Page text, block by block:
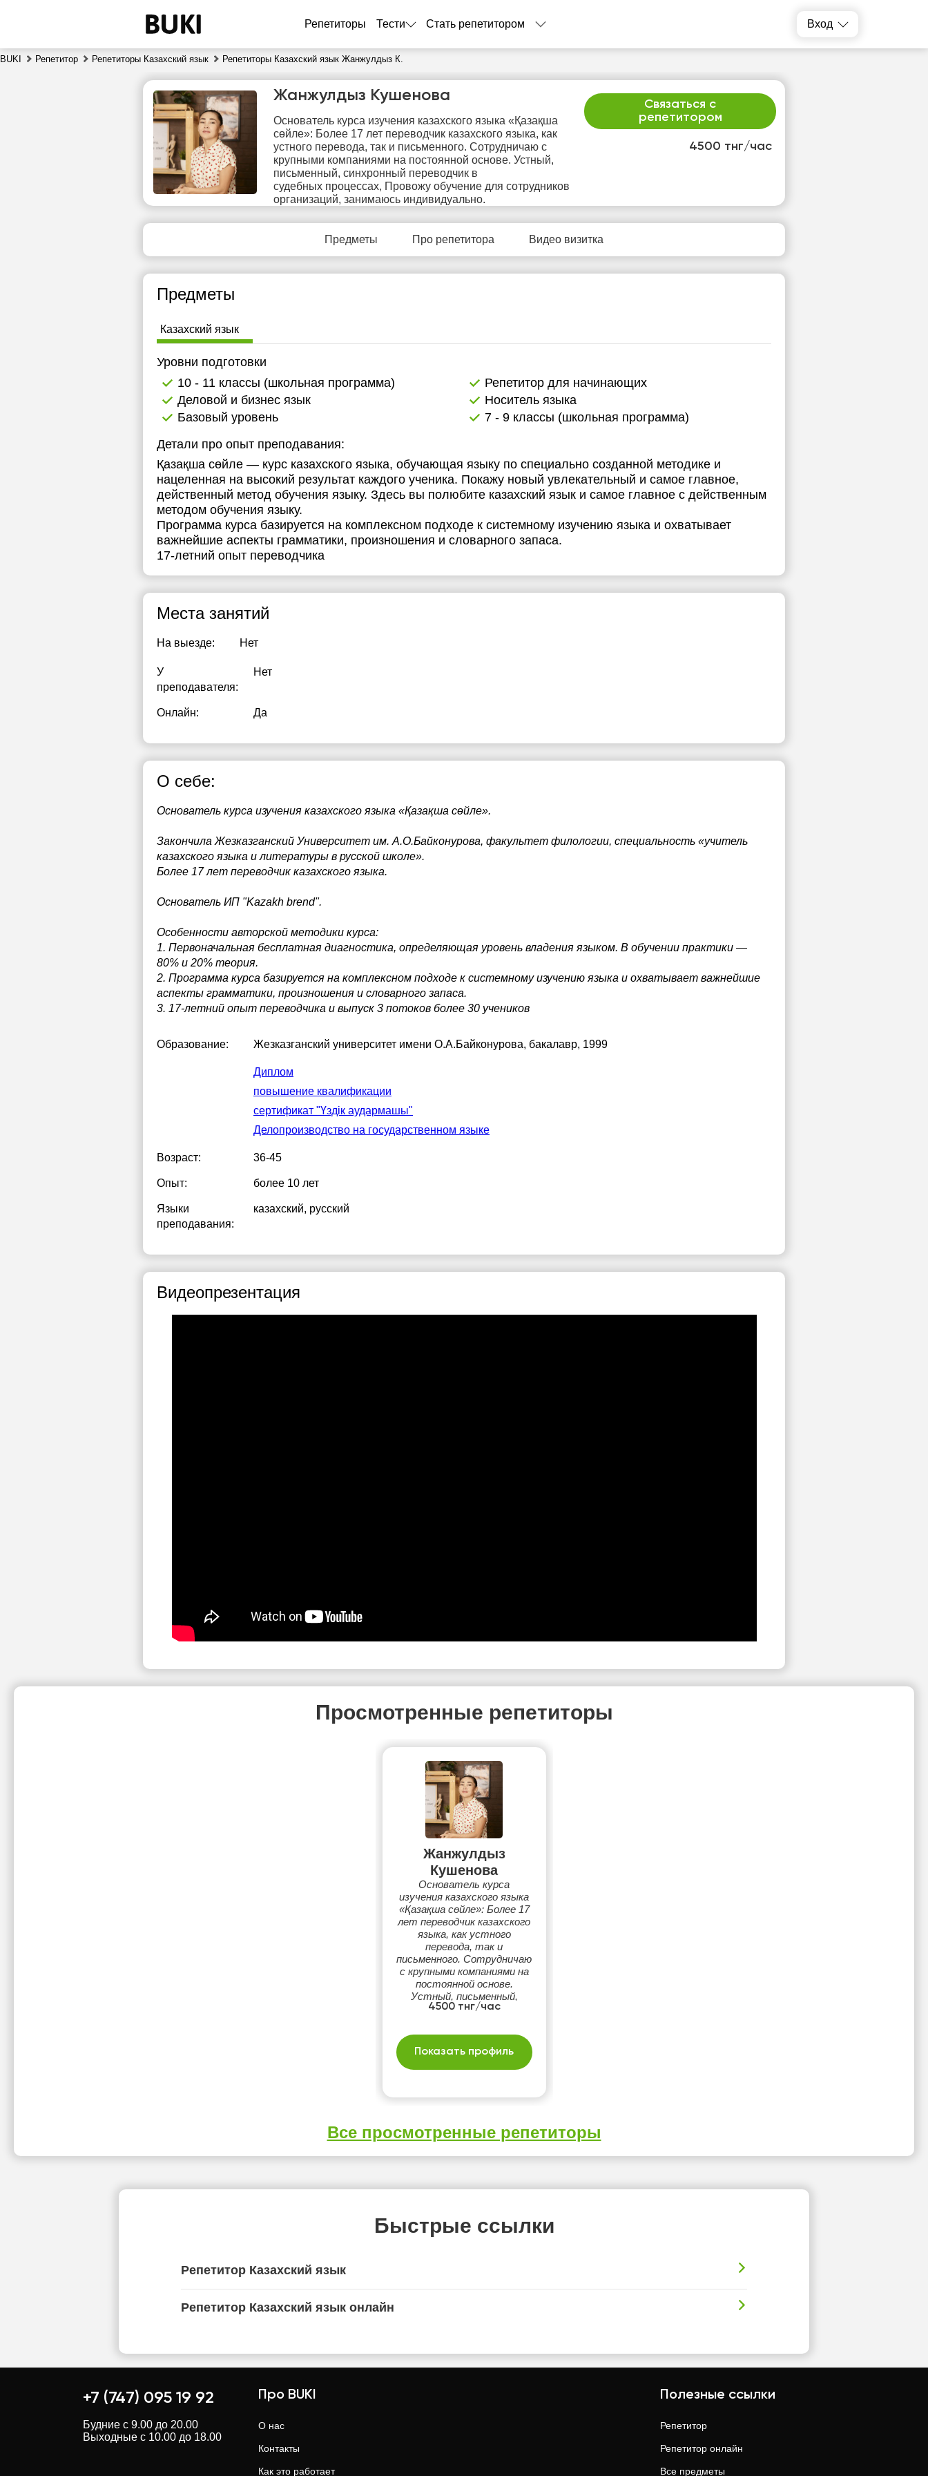
Репетиторы Тести Стать репетитором Вход
BUKI Репетитор Репетиторы Казахский язык Репетиторы Казахский язык Жанжулдыз К.
4500 тнг/час
Связаться с
репетитором
Жанжулдыз Кушенова
Основатель курса изучения казахского языка «Қазақша
сөйле»: Более 17 лет переводчик казахского языка, как
устного перевода, так и письменного. Сотрудничаю с
крупными компаниями на постоянной основе. Устный,
письменный, синхронный переводчик в
судебных процессах, Провожу обучение для сотрудников
организаций, занимаюсь индивидуально.
Предметы Про репетитора Видео визитка
Предметы
Казахский язык
Уровни подготовки
10 - 11 классы (школьная программа)
Репетитор для начинающих
Деловой и бизнес язык
Носитель языка
Базовый уровень
7 - 9 классы (школьная программа)
Детали про опыт преподавания:
Қазақша сөйле — курс казахского языка, обучающая языку по специально созданной методике и
нацеленная на высокий результат каждого ученика. Покажу новый увлекательный и самое главное,
действенный метод обучения языку. Здесь вы полюбите казахский язык и самое главное с действенным
методом обучения языку.
Программа курса базируется на комплексном подходе к системному изучению языка и охватывает
важнейшие аспекты грамматики, произношения и словарного запаса.
17-летний опыт переводчика
Места занятий
На выезде: Нет
У
преподавателя:
Нет
Онлайн: Да
О себе:
Основатель курса изучения казахского языка «Қазақша сөйле».
Закончила Жезказганский Университет им. А.О.Байконурова, факультет филологии, специальность «учитель
казахского языка и литературы в русской школе».
Более 17 лет переводчик казахского языка.
Основатель ИП "Kazakh brend".
Особенности авторской методики курса:
1. Первоначальная бесплатная диагностика, определяющая уровень владения языком. В обучении практики —
80% и 20% теория.
2. Программа курса базируется на комплексном подходе к системному изучению языка и охватывает важнейшие
аспекты грамматики, произношения и словарного запаса.
3. 17-летний опыт переводчика и выпуск 3 потоков более 30 учеников
Образование: Жезказганский университет имени О.А.Байконурова, бакалавр, 1999
Диплом
повышение квалификации
сертификат "Үздік аудармашы"
Делопроизводство на государственном языке
Возраст: 36-45
Опыт: более 10 лет
Языки
преподавания:
казахский, русский
Видеопрезентация
Просмотренные репетиторы
Жанжулдыз
Кушенова
Основатель курса
изучения казахского языка
«Қазақша сөйле»: Более 17
лет переводчик казахского
языка, как устного
перевода, так и
письменного. Сотрудничаю
с крупными компаниями на
постоянной основе.
Устный, письменный,
синхронный переводчик в
Провожу обучение для
сотрудников организаций,
занимаюсь индивидуально.
4500 тнг/час
Показать профиль
Все просмотренные репетиторы
Быстрые ссылки
Репетитор Казахский язык
Репетитор Казахский язык онлайн
чт
6
пт
7
сб
8
вс
9
пн
10
11
12
свободных
свободных
12:00
14:00
10:00
12:00
Нет
свободных
свободных
свободных
+7 (747) 095 19 92
Будние с 9.00 до 20.00
Выходные с 10.00 до 18.00
Про BUKI
О нас
Контакты
Как это работает
Полезные ссылки
Репетитор
Репетитор онлайн
Все предметы